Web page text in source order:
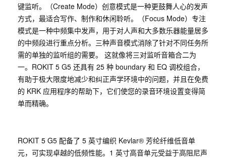
键监听。（Create Mode）创意模式是一种更鼓舞人心的发声
方式，最适合写作、制作和休闲聆听。（Focus Mode）专注
模式是一种中频集中发声，用于对人声和大多数乐器能量居多
的中频段进行重点分析。三种声音模式消除了针对不同任务所
需的单独的监听组的需要。 这就像将三对监听音箱合二为
一。ROKIT 5 G5 还具有 25 种 boundary 和 EQ 调校组合，
有助于极大限度地减少和纠正声学环境中的问题，并且在免费
的 KRK 应用程序的帮助下，它们使您的录音环境设置变得简
单而精确。
ROKIT 5 G5 配备了 5 英寸编织 Kevlar® 芳纶纤维低音单
元，可实现卓越的低频性能。1 英寸高音单元受益于高阻尼声